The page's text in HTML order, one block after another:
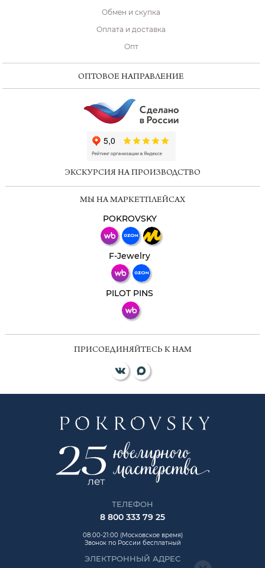
Обмен и скупка
Оплата и доставка
Опт
ОПТОВОЕ НАПРАВЛЕНИЕ
ЭКСКУРСИЯ НА ПРОИЗВОДСТВО
МЫ НА МАРКЕТПЛЕЙСАХ
POKROVSKY
F-Jewelry
PILOT PINS
ПРИСОЕДИНЯЙТЕСЬ К НАМ
ТЕЛЕФОН
8 800 333 79 25
08:00-21:00 (Московское время)
Звонок по России бесплатный
ЭЛЕКТРОННЫЙ АДРЕС